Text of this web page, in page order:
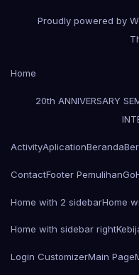
Proudly powered by
Home
20th ANNIVERSARY
ActivityAplicationBeranda
ContactFooter PemulihanGo
Home with 2 sidebarHome
Home with sidebar right
Login CustomizerMain Page